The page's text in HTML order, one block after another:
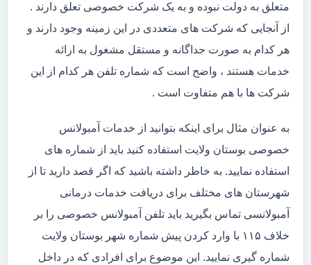
متعلق به دولت نبوده و به یک شرکت خصوصی تعلق دارند .
از آنجایی که شرکت های متعددی در این زمینه وجود دارند و
هر کدام به صورت جداگانه و مستقل مشغول به ارائه
خدمات هستند ، واضح است که شماره تلفن هر کدام از این
شرکت ها با هم متفاوت است .
به عنوان مثال برای اینکه بتوانید از خدمات آمبولانس
خصوصی بوستان ولایت استفاده کنید باید از شماره های
استفاده نمایید. به خاطر داشته باشید که اگر قصد دارید تا از
شهرستان های مختلف برای دریافت خدمات درمانی
آمبولانسی تماس بگیرید باید تلفن آمبولانس خصوصی را بر
خلاف ۱۱۵ با وارد کردن پیش شماره شهر بوستان ولایت
شماره گیری نمایید. این موضوع برای افرادی که در داخل